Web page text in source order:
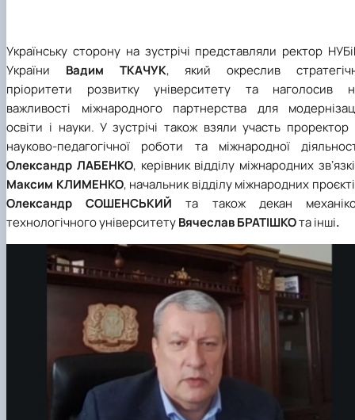
Українську сторону на зустрічі представляли ректор
України Вадим ТКАЧУК, який окреслив
пріоритети розвитку університету та наголосив
важливості міжнародного партнерства для
освіти і науки. У зустрічі також взяли участь проректор
науково-педагогічної роботи та міжнародної
Олександр ЛАБЕНКО, керівник відділу міжнародних
Максим КЛИМЕНКО, начальник відділу міжнародних
Олександр СОШЕНСЬКИЙта також декан
технологічного університетуВячеслав БРАТІШКОта інші.